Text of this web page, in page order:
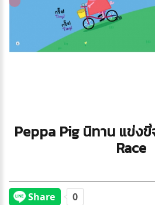
Peppa Pig นิทาน แข่ง
Race